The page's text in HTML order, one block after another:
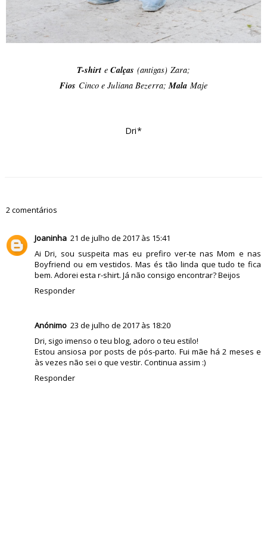
T-shirt e Calças (antigas) Zara;
Fios Cinco e Juliana Bezerra;Mala Maje
Dri*
2 comentários
Joaninha 21 de julho de 2017 às 15:41
Ai Dri, sou suspeita mas eu prefiro ver-te nas Mom e nas
Boyfriend ou em vestidos. Mas és tão linda que tudo te fica
bem. Adorei esta r-shirt. Já não consigo encontrar? Beijos
Responder
Anónimo 23 de julho de 2017 às 18:20
Dri, sigo imenso o teu blog, adoro o teu estilo!
Estou ansiosa por posts de pós-parto. Fui mãe há 2 meses e
às vezes não sei o que vestir. Continua assim :)
Responder